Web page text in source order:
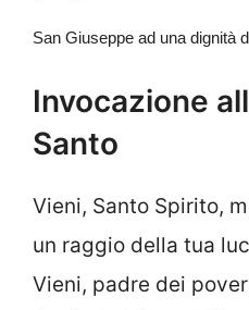
San Giuseppe ad una dignità
Invocazione
Santo
Vieni, Santo Spirito,
un raggio della tua
Vieni, padre dei